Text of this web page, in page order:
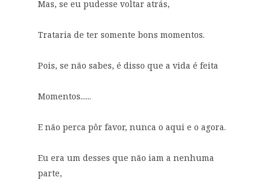
Mas, se eu pudesse voltar atrás,
Trataria de ter somente bons momentos.
Pois, se não sabes, é disso que a vida é feita
Momentos......
E não perca pôr favor, nunca o aqui e o agora.
Eu era um desses que não iam a nenhuma
parte,